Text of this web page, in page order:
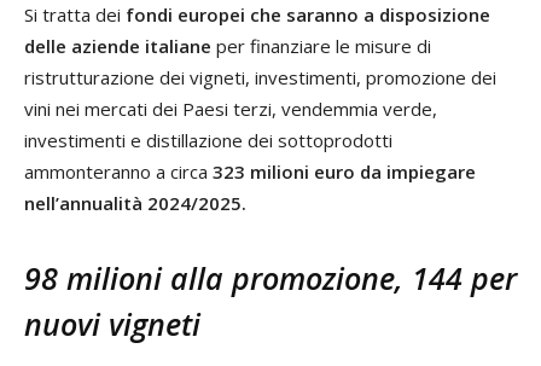
Si tratta dei fondi europei che saranno a disposizione
delle aziende italiane per finanziare le misure di
ristrutturazione dei vigneti, investimenti, promozione dei
vini nei mercati dei Paesi terzi, vendemmia verde,
investimenti e distillazione dei sottoprodotti
ammonteranno a circa 323 milioni euro da impiegare
nell’annualità 2024/2025.
98 milioni alla promozione, 144 per
nuovi vigneti